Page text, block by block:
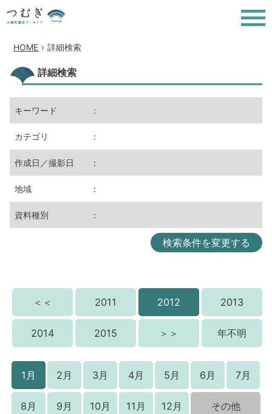
HOME › 詳細検索
詳細検索
キーワード ：
カテゴリ ：
作成日／撮影日 ：
地域 ：
資料種別 ：
検索条件を変更する
＜＜ 2011 2012 2013
2014 2015 ＞＞ 年不明
1月 2月 3月 4月 5月 6月 7月
8月 9月 10月 11月 12月 その他